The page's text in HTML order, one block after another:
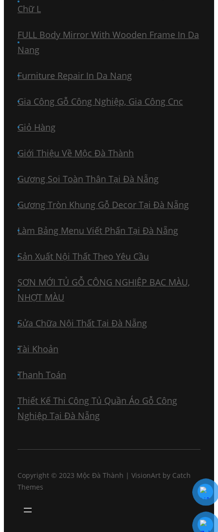
Chữ L
FULL Body Mirror With Wooden Frame In Da
Nang
Furniture Repair In Da Nang
Gia Công Gỗ Công Nghiệp, Gia Công Cnc
Giỏ Hàng
Giới Thiệu Về Mộc Đà Thành
Gương Soi Toàn Thân Tại Đà Nẵng
Gương Tròn Khung Gỗ Decor Tại Đà Nẵng
Làm Bảng Menu Viết Phấn Tại Đà Nẵng
Sản Xuất Nội Thất Theo Yêu Cầu
SƠN MỚI TỦ GỖ CÔNG NGHIỆP BẠC MÀU,
NHỢT MÀU
Sửa Chữa Nội Thất Tại Đà Nẵng
Tài Khoản
Thanh Toán
Thiết Kế Thi Công Tủ Quần Áo Gỗ Công
Nghiệp Tại Đà Nẵng
Copyright © 2023 Mộc Đà Thành | VisionArt by Catch
Themes